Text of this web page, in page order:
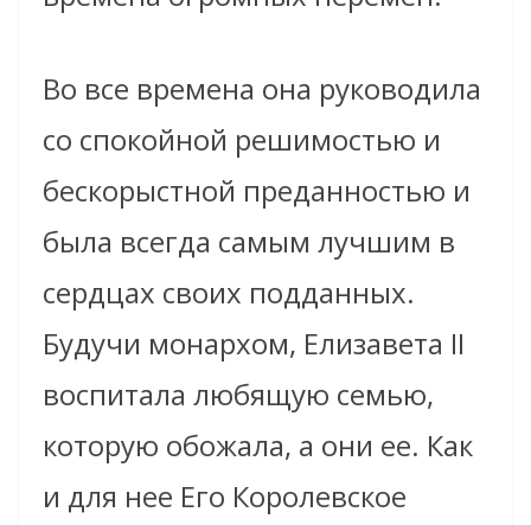
Во все времена она руководила
со спокойной решимостью и
бескорыстной преданностью и
была всегда самым лучшим в
сердцах своих подданных.
Будучи монархом, Елизавета II
воспитала любящую семью,
которую обожала, а они ее. Как
и для нее Его Королевское